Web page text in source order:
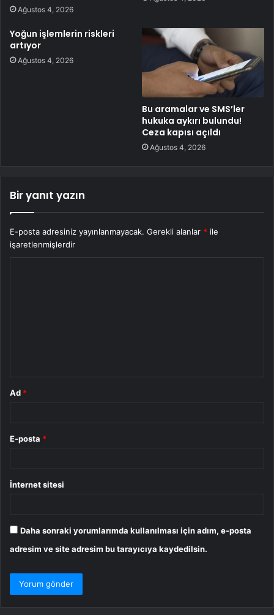
Ağustos 4, 2026
Yoğun işlemlerin riskleri
artıyor
Ağustos 4, 2026
Bu aramalar ve SMS’ler
hukuka aykırı bulundu!
Ceza kapısı açıldı
Ağustos 4, 2026
Bir yanıt yazın
E-posta adresiniz yayınlanmayacak. Gerekli alanlar * ile
işaretlenmişlerdir
Ad *
E-posta *
İnternet sitesi
Daha sonraki yorumlarımda kullanılması için adım, e-posta
adresim ve site adresim bu tarayıcıya kaydedilsin.